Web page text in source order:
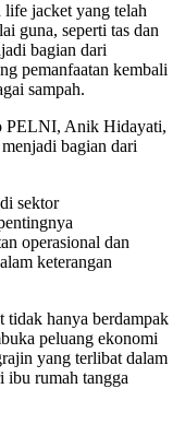
jacket yang telah
guna, seperti tas dan
bagian dari
pemanfaatan kembali
sampah.
PELNI, Anik Hidayati,
bagian dari
sektor
operasional dan
keterangan
tidak hanya berdampak
peluang ekonomi
yang terlibat dalam
ibu rumah tangga